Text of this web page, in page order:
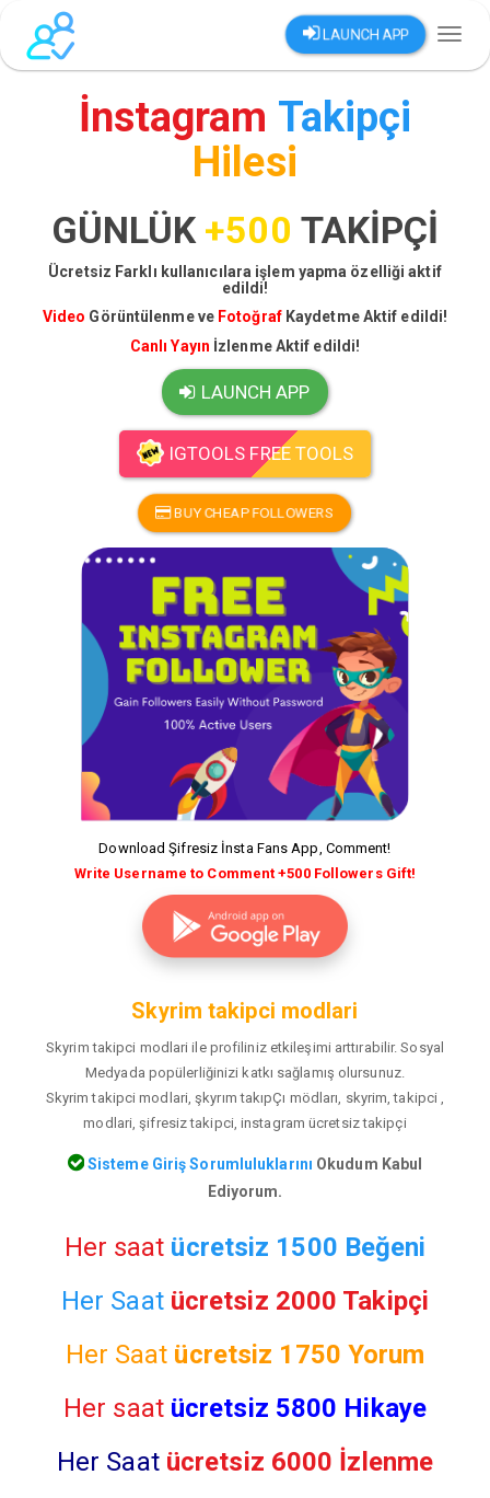
LAUNCH APP
İnstagram Takipçi
Hilesi
GÜNLÜK +500 TAKİPÇİ
Ücretsiz Farklı kullanıcılara işlem yapma özelliği aktif
edildi!
Video Görüntülenme ve Fotoğraf Kaydetme Aktif edildi!
Canlı Yayın İzlenme Aktif edildi!
LAUNCH APP
IGTOOLS FREE TOOLS
BUY CHEAP FOLLOWERS
Download Şifresiz İnsta Fans App, Comment!
Write Username to Comment +500 Followers Gift!
Skyrim takipci modlari
Skyrim takipci modlari ile profiliniz etkileşimi arttırabilir. Sosyal
Medyada popülerliğinizi katkı sağlamış olursunuz.
Skyrim takipci modlari, şkyrım takıpÇı mödları, skyrim, takipci ,
modlari, şifresiz takipci, instagram ücretsiz takipçi
Sisteme Giriş Sorumluluklarını Okudum Kabul
Ediyorum.
Her saat ücretsiz 1500 Beğeni
Her Saat ücretsiz 2000 Takipçi
Her Saat ücretsiz 1750 Yorum
Her saat ücretsiz 5800 Hikaye
Her Saat ücretsiz 6000 İzlenme